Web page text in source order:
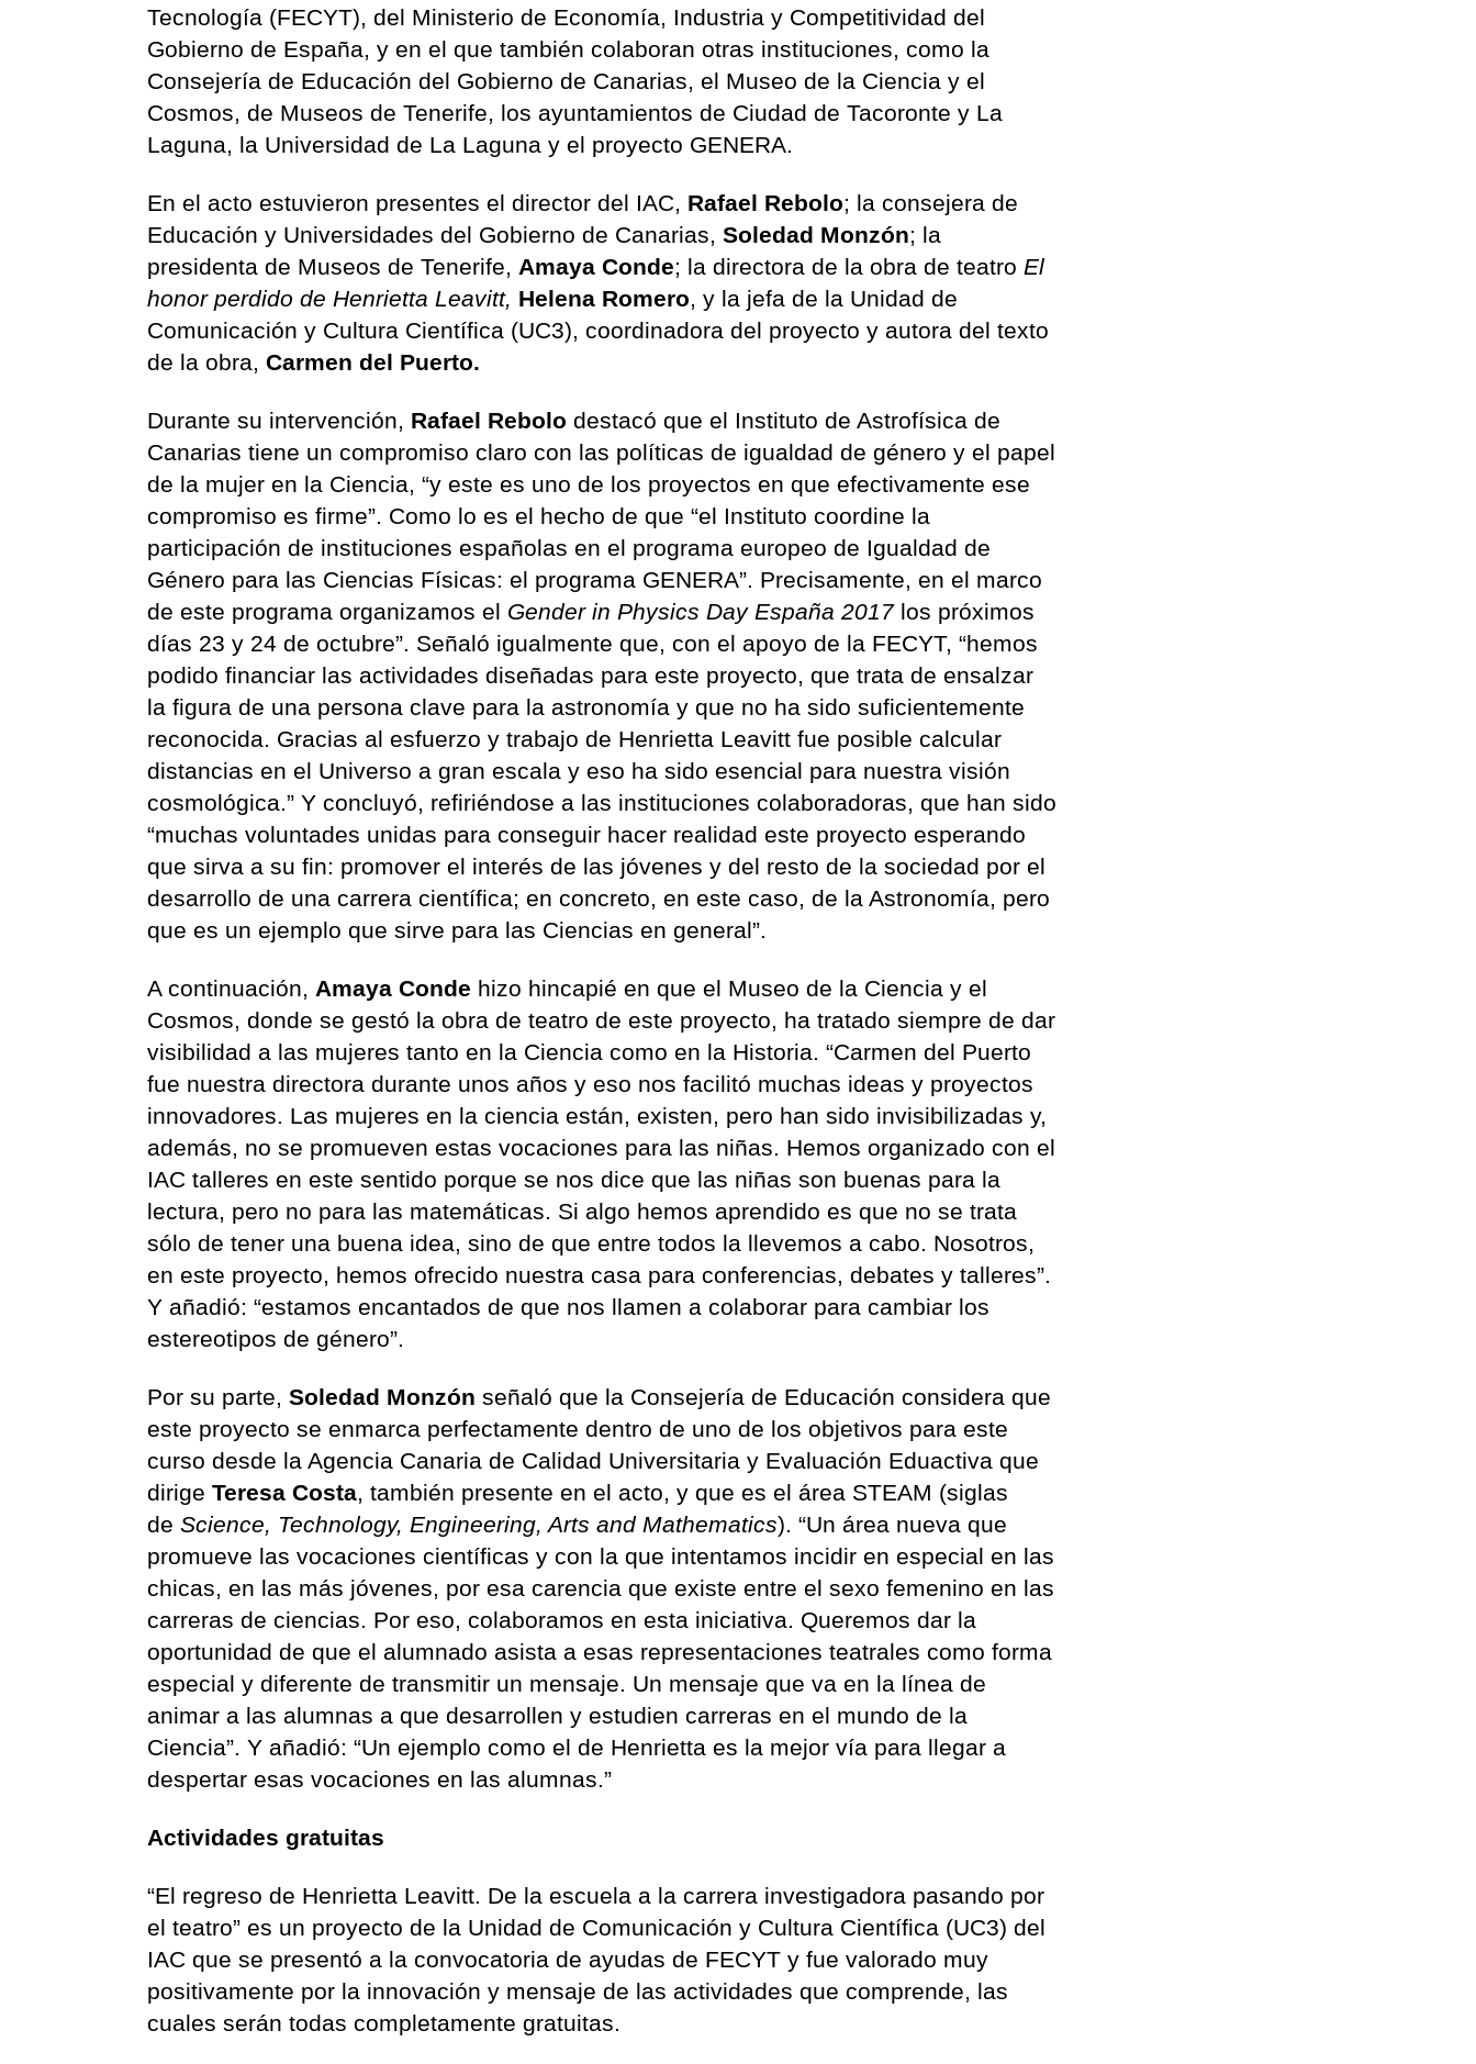
Tecnología (FECYT), del Ministerio de Economía, Industria y Competitividad del
Gobierno de España, y en el que también colaboran otras instituciones, como la
Consejería de Educación del Gobierno de Canarias, el Museo de la Ciencia y el
Cosmos, de Museos de Tenerife, los ayuntamientos de Ciudad de Tacoronte y La
Laguna, la Universidad de La Laguna y el proyecto GENERA.
En el acto estuvieron presentes el director del IAC, Rafael Rebolo; la consejera de
Educación y Universidades del Gobierno de Canarias,Soledad Monzón; la
presidenta de Museos de Tenerife, Amaya Conde; la directora de la obra de teatro El
honor perdido de Henrietta Leavitt, Helena Romero, y la jefa de la Unidad de
Comunicación y Cultura Científica (UC3), coordinadora del proyecto y autora del texto
de la obra,Carmen del Puerto.
Durante su intervención, Rafael Rebolo destacó que el Instituto de Astrofísica de
Canarias tiene un compromiso claro con las políticas de igualdad de género y el papel
de la mujer en la Ciencia, “y este es uno de los proyectos en que efectivamente ese
compromiso es firme”. Como lo es el hecho de que “el Instituto coordine la
participación de instituciones españolas en el programa europeo de Igualdad de
Género para las Ciencias Físicas: el programa GENERA”. Precisamente, en el marco
de este programa organizamos el Gender in Physics Day España 2017los próximos
días 23 y 24 de octubre”. Señaló igualmente que, con el apoyo de la FECYT, “hemos
podido financiar las actividades diseñadas para este proyecto, que trata de ensalzar
la figura de una persona clave para la astronomía y que no ha sido suficientemente
reconocida. Gracias al esfuerzo y trabajo de Henrietta Leavitt fue posible calcular
distancias en el Universo a gran escala y eso ha sido esencial para nuestra visión
cosmológica.” Y concluyó, refiriéndose a las instituciones colaboradoras, que han sido
“muchas voluntades unidas para conseguir hacer realidad este proyecto esperando
que sirva a su fin: promover el interés de las jóvenes y del resto de la sociedad por el
desarrollo de una carrera científica; en concreto, en este caso, de la Astronomía, pero
que es un ejemplo que sirve para las Ciencias en general”.
A continuación, Amaya Conde hizo hincapié en que el Museo de la Ciencia y el
Cosmos, donde se gestó la obra de teatro de este proyecto, ha tratado siempre de dar
visibilidad a las mujeres tanto en la Ciencia como en la Historia. “Carmen del Puerto
fue nuestra directora durante unos años y eso nos facilitó muchas ideas y proyectos
innovadores. Las mujeres en la ciencia están, existen, pero han sido invisibilizadas y,
además, no se promueven estas vocaciones para las niñas. Hemos organizado con el
IAC talleres en este sentido porque se nos dice que las niñas son buenas para la
lectura, pero no para las matemáticas. Si algo hemos aprendido es que no se trata
sólo de tener una buena idea, sino de que entre todos la llevemos a cabo. Nosotros,
en este proyecto, hemos ofrecido nuestra casa para conferencias, debates y talleres”.
Y añadió: “estamos encantados de que nos llamen a colaborar para cambiar los
estereotipos de género”.
Por su parte,Soledad Monzón señaló que la Consejería de Educación considera que
este proyecto se enmarca perfectamente dentro de uno de los objetivos para este
curso desde la Agencia Canaria de Calidad Universitaria y Evaluación Eduactiva que
dirigeTeresa Costa, también presente en el acto, y que es el área STEAM (siglas
deScience, Technology, Engineering, Arts and Mathematics). “Un área nueva que
promueve las vocaciones científicas y con la que intentamos incidir en especial en las
chicas, en las más jóvenes, por esa carencia que existe entre el sexo femenino en las
carreras de ciencias. Por eso, colaboramos en esta iniciativa. Queremos dar la
oportunidad de que el alumnado asista a esas representaciones teatrales como forma
especial y diferente de transmitir un mensaje. Un mensaje que va en la línea de
animar a las alumnas a que desarrollen y estudien carreras en el mundo de la
Ciencia”. Y añadió: “Un ejemplo como el de Henrietta es la mejor vía para llegar a
despertar esas vocaciones en las alumnas.”
Actividades gratuitas
“El regreso de Henrietta Leavitt. De la escuela a la carrera investigadora pasando por
el teatro” es un proyecto de la Unidad de Comunicación y Cultura Científica (UC3) del
IAC que se presentó a la convocatoria de ayudas de FECYT y fue valorado muy
positivamente por la innovación y mensaje de las actividades que comprende, las
cuales serán todas completamente gratuitas.